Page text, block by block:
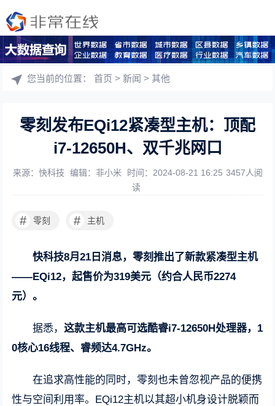
您当前的位置：首页 >新闻 >其他
零刻发布EQi12紧凑型主机：顶配
i7-12650H、双千兆网口
来源：快科技 编辑：非小米 时间：2024-08-21 16:25 3457人阅
读
# 零刻 # 主机
快科技8月21日消息，零刻推出了新款紧凑型主机
——EQi12，起售价为319美元（约合人民币2274
元）。
据悉，这款主机最高可选酷睿i7-12650H处理器，1
0核心16线程、睿频达4.7GHz。
在追求高性能的同时，零刻也未曾忽视产品的便携
性与空间利用率。EQi12主机以其超小机身设计脱颖而